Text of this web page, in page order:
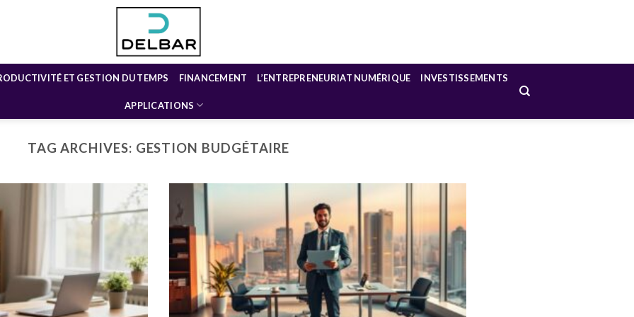
ET GESTION DU TEMPS FINANCEMENT L’ENTREPRENEURIAT NUMÉRIQUE INVESTISSEMENTS
APPLICATIONS
TAG ARCHIVES: GESTION BUDGÉTAIRE